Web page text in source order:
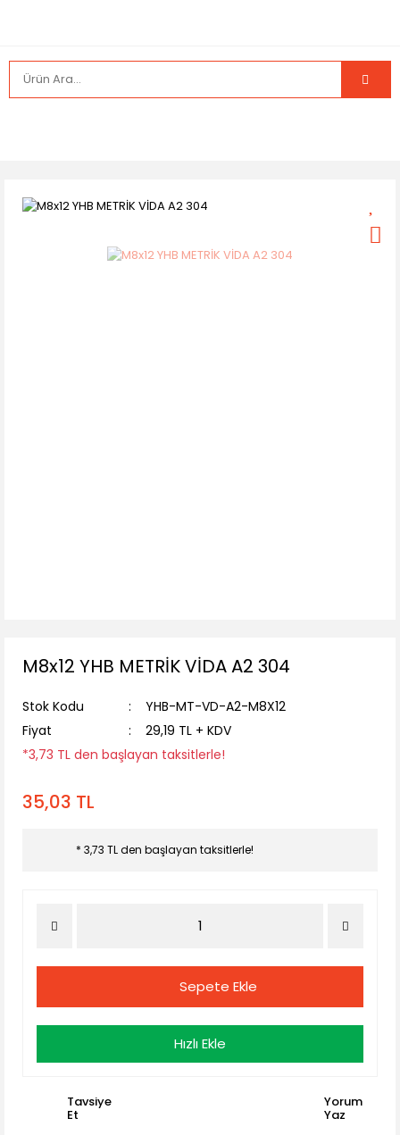
M8x12 YHB METRİK VİDA A2 304
Stok Kodu
YHB-MT-VD-A2-M8X12
Fiyat
29,19 TL + KDV
*3,73 TL den başlayan taksitlerle!
35,03 TL
* 3,73 TL den başlayan taksitlerle!
Sepete Ekle
Hızlı Ekle
Tavsiye
Et
Yorum
Yaz